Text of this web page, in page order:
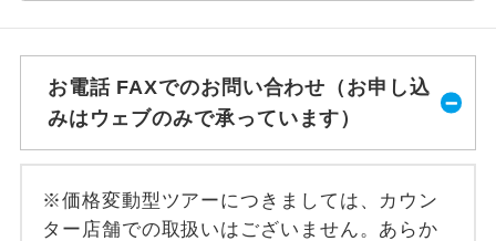
お電話 FAXでのお問い合わせ（お申し込
みはウェブのみで承っています）
※価格変動型ツアーにつきましては、カウン
ター店舗での取扱いはございません。あらか